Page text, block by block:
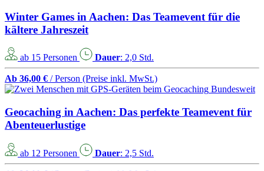
Winter Games in Aachen: Das Teamevent für die
kältere Jahreszeit
ab 15 Personen Dauer: 2,0 Std.
Ab 36,00 € / Person (Preise inkl. MwSt.)
Bundesweit
Geocaching in Aachen: Das perfekte Teamevent für
Abenteuerlustige
ab 12 Personen Dauer: 2,5 Std.